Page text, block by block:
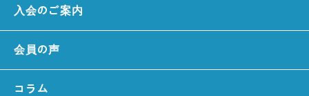
入会のご案内
会員の声
コラム